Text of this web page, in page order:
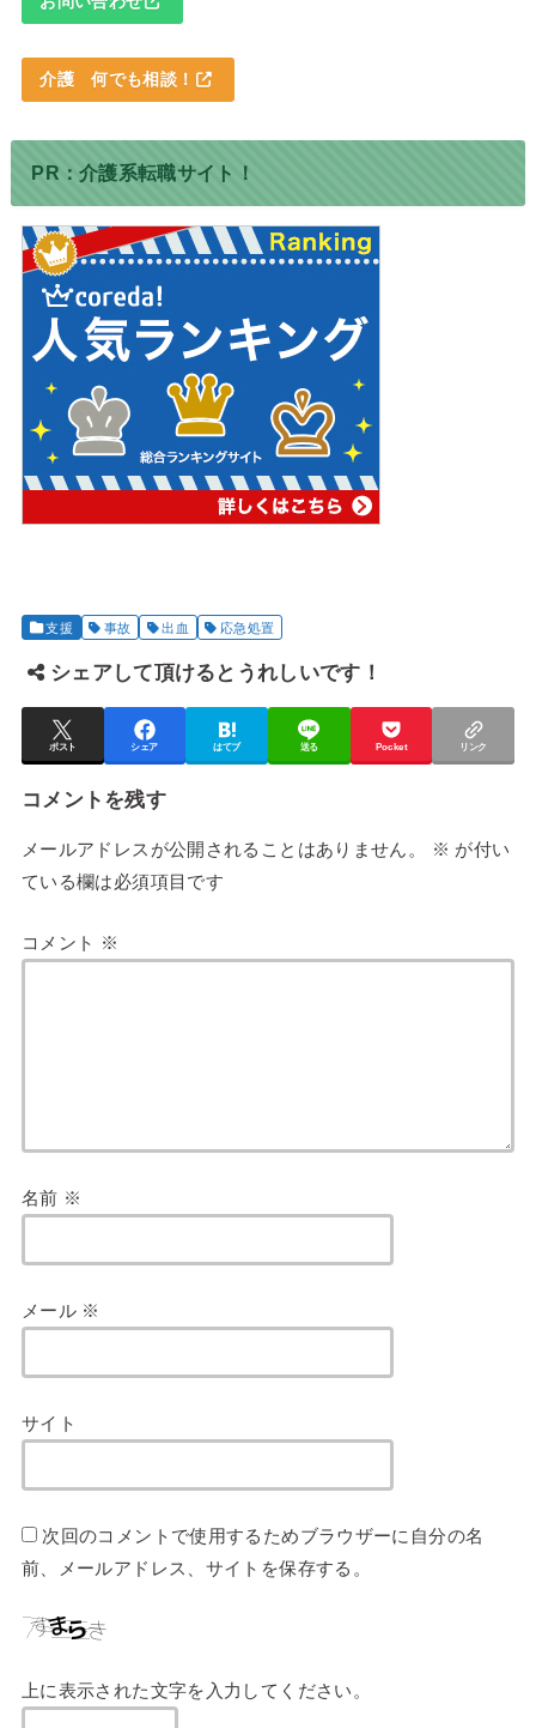
介護 何でも相談！
PR：介護系転職サイト！
支援 事故 出血 応急処置
シェアして頂けるとうれしいです！
ポスト シェア はてブ 送る Pocket リンク
コメントを残す
メールアドレスが公開されることはありません。 ※ が付い
ている欄は必須項目です
コメント ※
名前 ※
メール ※
サイト
次回のコメントで使用するためブラウザーに自分の名
前、メールアドレス、サイトを保存する。
上に表示された文字を入力してください。